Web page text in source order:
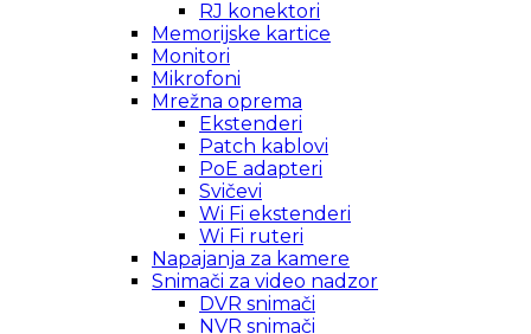
RJ konektori
Memorijske kartice
Monitori
Mikrofoni
Mrežna oprema
Ekstenderi
Patch kablovi
PoE adapteri
Svičevi
Wi Fi ekstenderi
Wi Fi ruteri
Napajanja za kamere
Snimači za video nadzor
DVR snimači
NVR snimači